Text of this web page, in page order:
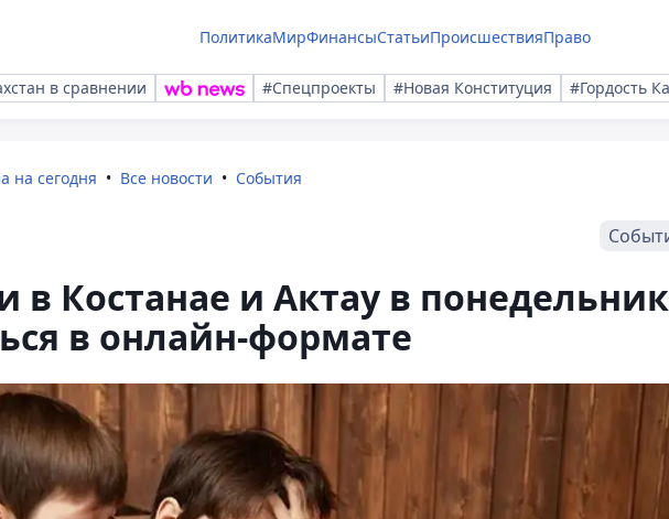
ПолитикаМирФинансыСтатьиПроисшествияПраво
в сравнении #Спецпроекты #Новая Конституция #Гордость
на сегодня Все новости События
Костанае и Актау в понедельник
в онлайн-формате